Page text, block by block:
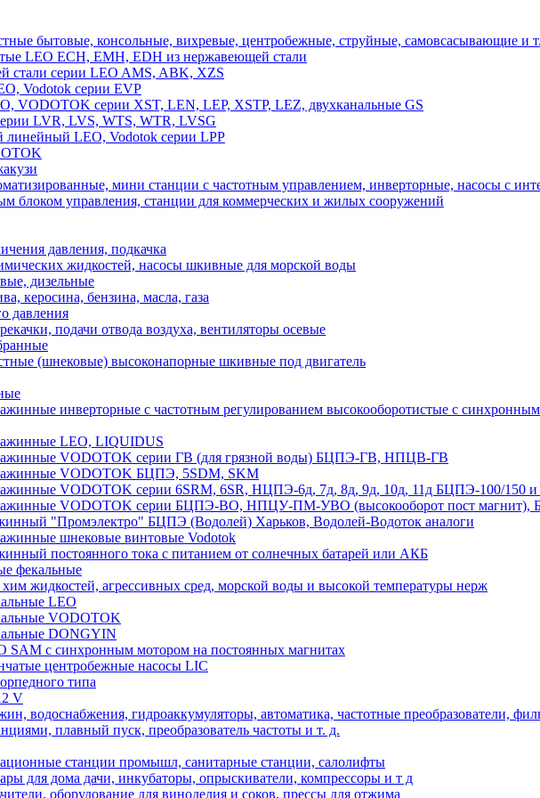
бытовые, консольные, вихревые, центробежные, струйные, самовсасывающие и
LEO ECH, EMH, EDH из нержавеющей стали
стали серии LEO AMS, ABK, XZS
Vodotok серии EVP
VODOTOK серии XST, LEN, LEP, XSTP, LEZ, двухканальные GS
LVR, LVS, WTS, WTR, LVSG
линейный LEO, Vodotok серии LPP
мини станции с частотным управлением, инверторные, насосы с
блоком управления, станции для коммерческих и жилых сооружений
давления, подкачка
жидкостей, насосы шкивные для морской воды
дизельные
керосина, бензина, масла, газа
давления
подачи отвода воздуха, вентиляторы осевые
(шнековые) высоконапорные шкивные под двигатель
инверторные с частотным регулированием высокооборотистые с
LEO, LIQUIDUS
VODOTOK серии ГВ (для грязной воды) БЦПЭ-ГВ, НПЦВ-ГВ
VODOTOK БЦПЭ, 5SDM, SKM
VODOTOK серии 6SRM, 6SR, НЦПЭ-6д, 7д, 8д, 9д, 10д, 11д БЦПЭ-
VODOTOK серии БЦПЭ-ВО, НПЦУ-ПМ-УВО (высокооборот пост магнит),
"Промэлектро" БЦПЭ (Водолей) Харьков, Водолей-Водоток аналоги
шнековые винтовые Vodotok
постоянного тока с питанием от солнечных батарей или АКБ
фекальные
жидкостей, агрессивных сред, морской воды и высокой температуры нерж
LEO
VODOTOK
DONGYIN
с синхронным мотором на постоянных магнитах
центробежные насосы LIC
типа
V
водоснабжения, гидроаккумуляторы, автоматика, частотные преобразователи,
плавный пуск, преобразователь частоты и т. д.
станции промышл, санитарные станции, салолифты
для дома дачи, инкубаторы, опрыскиватели, компрессоры и т д
оборудование для виноделия и соков, прессы для отжима